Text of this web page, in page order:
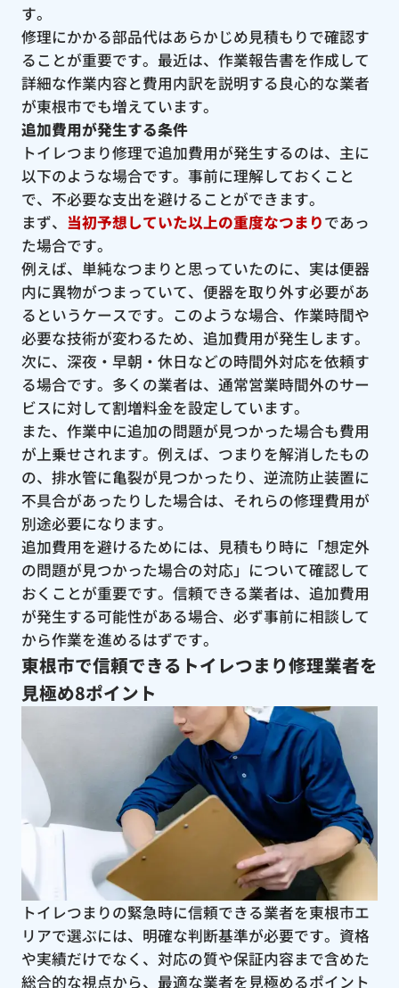
す。
修理にかかる部品代はあらかじめ見積もりで確認す
ることが重要です。最近は、作業報告書を作成して
詳細な作業内容と費用内訳を説明する良心的な業者
が東根市でも増えています。
追加費用が発生する条件
トイレつまり修理で追加費用が発生するのは、主に
以下のような場合です。事前に理解しておくこと
で、不必要な支出を避けることができます。
まず、 当初予想していた以上の重度なつまりであっ
た場合です。
例えば、単純なつまりと思っていたのに、実は便器
内に異物がつまっていて、便器を取り外す必要があ
るというケースです。このような場合、作業時間や
必要な技術が変わるため、追加費用が発生します。
次に、深夜・早朝・休日などの時間外対応を依頼す
る場合です。多くの業者は、通常営業時間外のサー
ビスに対して割増料金を設定しています。
また、作業中に追加の問題が見つかった場合も費用
が上乗せされます。例えば、つまりを解消したもの
の、排水管に亀裂が見つかったり、逆流防止装置に
不具合があったりした場合は、それらの修理費用が
別途必要になります。
追加費用を避けるためには、見積もり時に「想定外
の問題が見つかった場合の対応」について確認して
おくことが重要です。信頼できる業者は、追加費用
が発生する可能性がある場合、必ず事前に相談して
から作業を進めるはずです。
東根市で信頼できるトイレつまり修理業者を
見極め8ポイント
トイレつまりの緊急時に信頼できる業者を東根市エ
リアで選ぶには、明確な判断基準が必要です。資格
や実績だけでなく、対応の質や保証内容まで含めた
総合的な視点から、最適な業者を見極めるポイント